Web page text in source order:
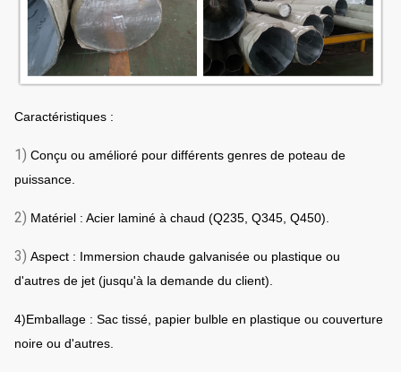
Caractéristiques :
1) Conçu ou amélioré pour différents genres de poteau de
puissance.
2) Matériel : Acier laminé à chaud (Q235, Q345, Q450).
3) Aspect : Immersion chaude galvanisée ou plastique ou
d'autres de jet (jusqu'à la demande du client).
4)Emballage : Sac tissé, papier bulble en plastique ou couverture
noire ou d'autres.